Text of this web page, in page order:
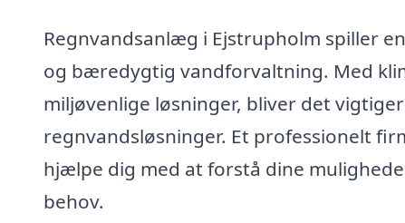
Regnvandsanlæg i Ejstrupholm spiller
og bæredygtig vandforvaltning. Med
miljøvenlige løsninger, bliver det
regnvandsløsninger. Et professionelt
hjælpe dig med at forstå dine
behov.